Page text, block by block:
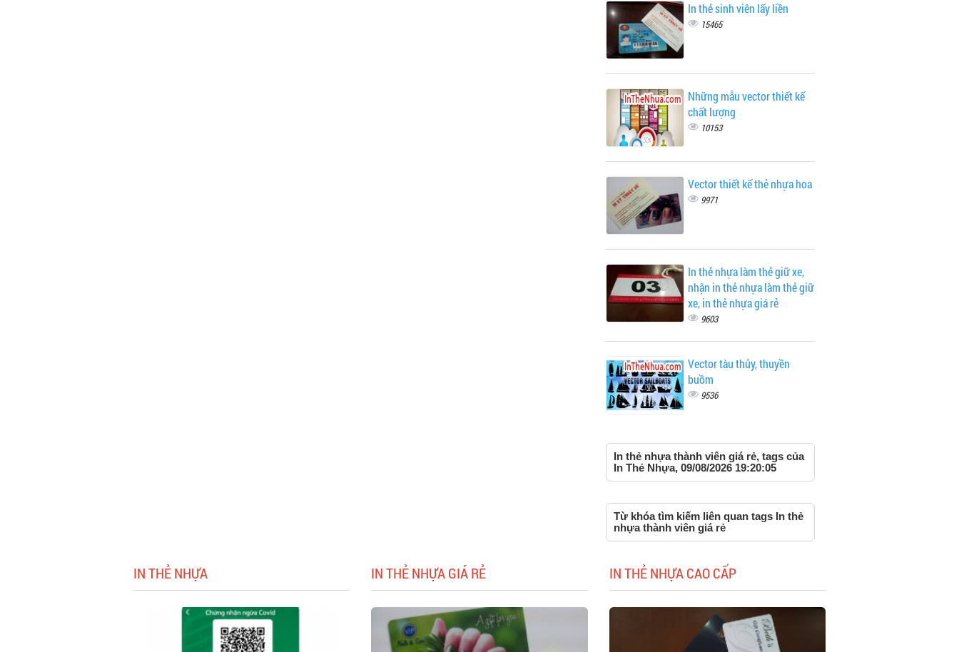
In thẻ sinh viên lấy liền
15465
Những mẫu vector thiết kế
chất lượng
10153
Vector thiết kế thẻ nhựa hoa
9971
In thẻ nhựa làm thẻ giữ xe,
nhận in thẻ nhựa làm thẻ giữ
xe, in thẻ nhựa giá rẻ
9603
Vector tàu thủy, thuyền
buồm
9536
In thẻ nhựa thành viên giá rẻ, tags của
In Thẻ Nhựa, 09/08/2026 19:20:05
Từ khóa tìm kiếm liên quan tags In thẻ
nhựa thành viên giá rẻ
IN THẺ NHỰA IN THẺ NHỰA GIÁ RẺ IN THẺ NHỰA CAO CẤP